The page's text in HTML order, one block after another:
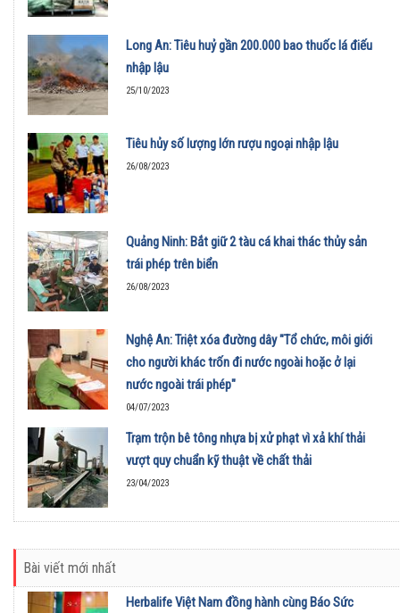
Long An: Tiêu huỷ gần 200.000 bao thuốc lá điếu
nhập lậu
25/10/2023
Tiêu hủy số lượng lớn rượu ngoại nhập lậu
26/08/2023
Quảng Ninh: Bắt giữ 2 tàu cá khai thác thủy sản
trái phép trên biển
26/08/2023
Nghệ An: Triệt xóa đường dây "Tổ chức, môi giới
cho người khác trốn đi nước ngoài hoặc ở lại
nước ngoài trái phép"
04/07/2023
Trạm trộn bê tông nhựa bị xử phạt vì xả khí thải
vượt quy chuẩn kỹ thuật về chất thải
23/04/2023
Bài viết mới nhất
Herbalife Việt Nam đồng hành cùng Báo Sức